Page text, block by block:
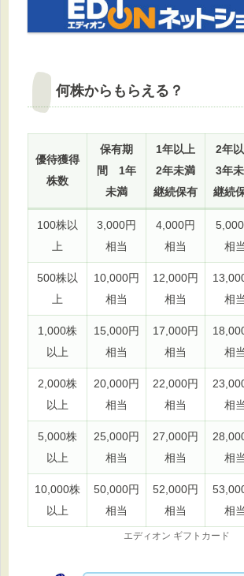
何株からもらえる？
優待獲得
株数
保有期
間 1年
未満
1年以上
2年未満
継続保有
2年
3年
継続
100株以
上
3,000円
相当
4,000円
相当
相当
500株以
上
10,000円
相当
12,000円
相当
相当
1,000株
以上
15,000円
相当
17,000円
相当
相当
2,000株
以上
20,000円
相当
22,000円
相当
相当
5,000株
以上
25,000円
相当
27,000円
相当
相当
10,000株
以上
50,000円
相当
52,000円
相当
相当
エディオン ギフトカード